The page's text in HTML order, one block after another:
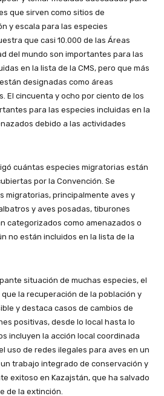
que sirven como sitios de
y escala para las especies
que casi 10.000 de las Áreas
del mundo son importantes para las
en la lista de la CMS, pero que más
designadas como áreas
El cincuenta y ocho por ciento de los
para las especies incluidas en la
debido a las actividades
cuántas especies migratorias están
por la Convención. Se
migratorias, principalmente aves y
y aves posadas, tiburones
categorizados como amenazados o
no están incluidos en la lista de la
situación de muchas especies, el
la recuperación de la población y
y destaca casos de cambios de
positivas, desde lo local hasta lo
incluyen la acción local coordinada
uso de redes ilegales para aves en un
trabajo integrado de conservación y
exitoso en Kazajstán, que ha salvado
de la extinción.